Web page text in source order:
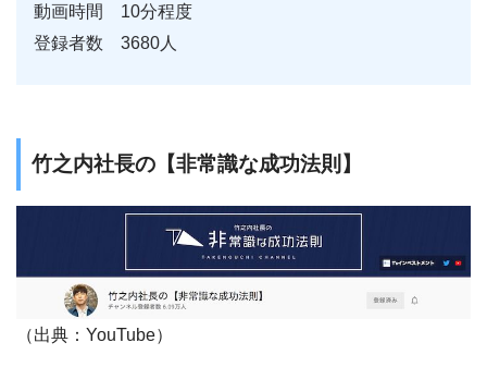
動画時間 10分程度
登録者数 3680人
竹之内社長の【非常識な成功法則】
（出典：YouTube）